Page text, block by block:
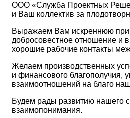
ООО «Служба Проектных
и Ваш коллектив за
Выражаем Вам искреннюю
добросовестное отношение и
хорошие рабочие контакты
Желаем производственных
и финансового благополучия,
взаимоотношений на благо
Будем рады развитию нашего
взаимопонимания.